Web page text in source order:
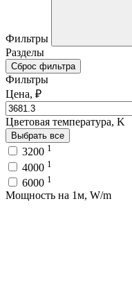
Фильтры
Разделы
Сброс фильтра
Фильтры
Цена, ₽
Цветовая температура, K
Выбрать все
3200 1
4000 1
6000 1
Мощность на 1м, W/m